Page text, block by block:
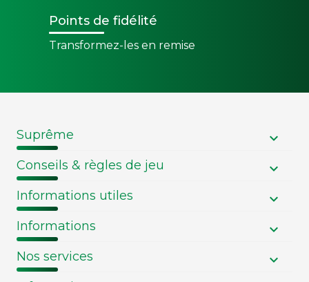
Points de fidélité
Transformez-les en remise
Suprême
Conseils & règles de jeu
Informations utiles
Informations
Nos services